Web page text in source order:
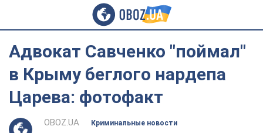
Адвокат Савченко "поймал"
в Крыму беглого нардепа
Царева: фотофакт
OBOZ.UA
Криминальные новости